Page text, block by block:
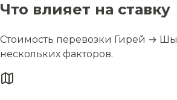
Что влияет на ставку
Стоимость перевозки Гирей →
нескольких факторов.